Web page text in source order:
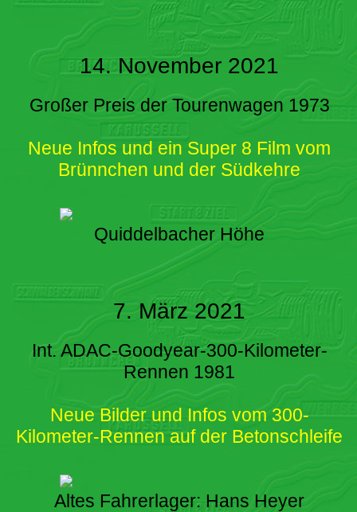
14. November 2021
Großer Preis der Tourenwagen 1973
Neue Infos und ein Super 8 Film vom
Brünnchen und der Südkehre
Quiddelbacher Höhe
7. März 2021
Int. ADAC-Goodyear-300-Kilometer-
Rennen 1981
Neue Bilder und Infos vom 300-
Kilometer-Rennen auf der Betonschleife
Altes Fahrerlager: Hans Heyer